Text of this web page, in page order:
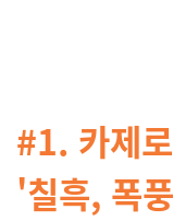
#1. 카제
'칠흑, 폭